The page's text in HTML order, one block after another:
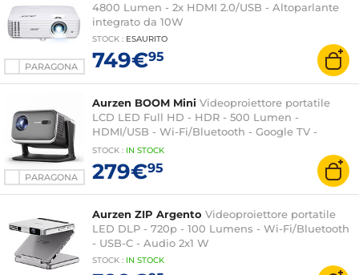
PARAGONA
4800 Lumen - 2x HDMI 2.0/USB - Altoparlante
integrato da 10W
STOCK : ESAURITO
749€95
PARAGONA
Aurzen BOOM Mini Videoproiettore portatile
LCD LED Full HD - HDR - 500 Lumen -
HDMI/USB - Wi-Fi/Bluetooth - Google TV -
Google Assistant - Google Cast - Audio 2.0 20
Watt Dolby Audio
STOCK : IN STOCK
279€95
Aurzen ZIP Argento Videoproiettore portatile
LED DLP - 720p - 100 Lumens - Wi-Fi/Bluetooth
- USB-C - Audio 2x1 W
STOCK : IN STOCK